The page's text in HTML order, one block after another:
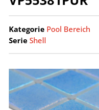
Kategorie Pool Bereich
Serie Shell